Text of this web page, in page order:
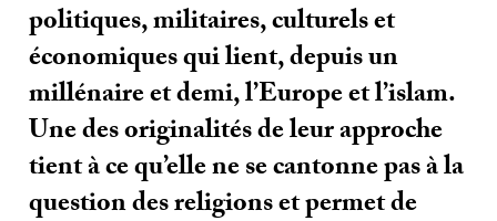
politiques, militaires, culturels et
économiques qui lient, depuis un
millénaire et demi, l’Europe et l’islam.
Une des originalités de leur approche
tient à ce qu’elle ne se cantonne pas à la
question des religions et permet de